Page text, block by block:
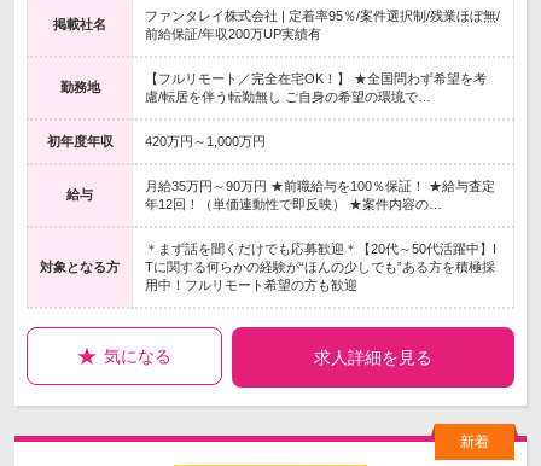
掲載社名
ファンタレイ株式会社 | 定着率95％/案件選択制/残業ほぼ無/
前給保証/年収200万UP実績有
勤務地
【フルリモート／完全在宅OK！】 ★全国問わず希望を考
慮/転居を伴う転勤無し ご自身の希望の環境で…
初年度年収 420万円～1,000万円
給与
月給35万円～90万円 ★前職給与を100％保証！ ★給与査定
年12回！（単価連動性で即反映） ★案件内容の…
対象となる方
＊まず話を聞くだけでも応募歓迎＊【20代～50代活躍中】I
Tに関する何らかの経験が“ほんの少しでも”ある方を積極採
用中！フルリモート希望の方も歓迎
気になる 求人詳細を見る